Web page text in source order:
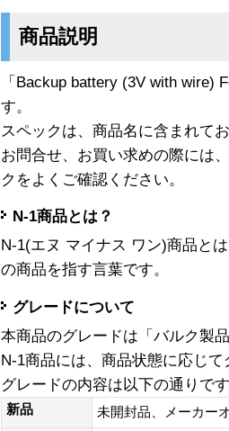
商品説明
「Backup battery (3V with wire)
す。
スペックは、商品名に含まれて
お問合せ、お買い求めの際には
クをよくご確認ください。
N-1商品とは？
N-1(エヌ マイナス ワン)商品と
の商品を指す言葉です。
グレードについて
本商品のグレードは「バルク製
N-1商品には、商品状態に応じ
グレードの内容は以下の通りで
新品
未開封品、メーカー